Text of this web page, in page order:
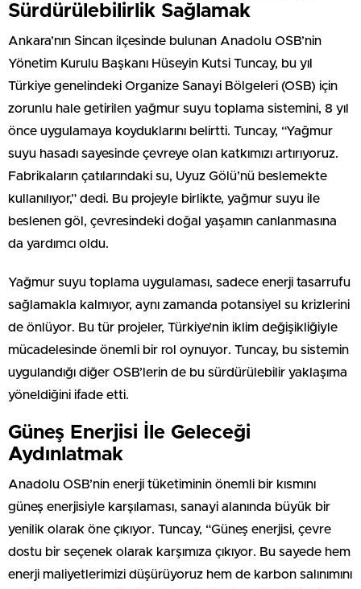
Sürdürülebilirlik Sağlamak
Ankara’nın Sincan ilçesinde bulunan Anadolu OSB’nin
Yönetim Kurulu Başkanı Hüseyin Kutsi Tuncay, bu yıl
Türkiye genelindeki Organize Sanayi Bölgeleri (OSB) için
zorunlu hale getirilen yağmur suyu toplama sistemini, 8 yıl
önce uygulamaya koyduklarını belirtti. Tuncay, “Yağmur
suyu hasadı sayesinde çevreye olan katkımızı artırıyoruz.
Fabrikaların çatılarındaki su, Uyuz Gölü’nü beslemekte
kullanılıyor,” dedi. Bu projeyle birlikte, yağmur suyu ile
beslenen göl, çevresindeki doğal yaşamın canlanmasına
da yardımcı oldu.
Yağmur suyu toplama uygulaması, sadece enerji tasarrufu
sağlamakla kalmıyor, aynı zamanda potansiyel su krizlerini
de önlüyor. Bu tür projeler, Türkiye’nin iklim değişikliğiyle
mücadelesinde önemli bir rol oynuyor. Tuncay, bu sistemin
uygulandığı diğer OSB’lerin de bu sürdürülebilir yaklaşıma
yöneldiğini ifade etti.
Güneş Enerjisi İle Geleceği
Aydınlatmak
Anadolu OSB’nin enerji tüketiminin önemli bir kısmını
güneş enerjisiyle karşılaması, sanayi alanında büyük bir
yenilik olarak öne çıkıyor. Tuncay, “Güneş enerjisi, çevre
dostu bir seçenek olarak karşımıza çıkıyor. Bu sayede hem
enerji maliyetlerimizi düşürüyoruz hem de karbon salınımını